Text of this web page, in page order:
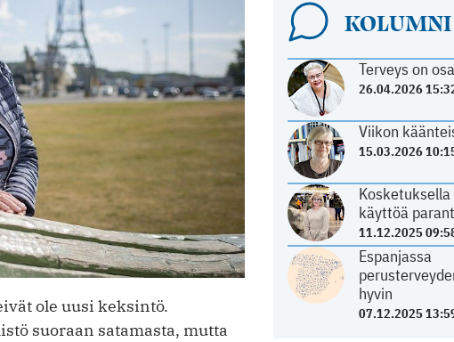
KOLUMNI
Terveys on
26.04.2026
Viikon
15.03.2026
käyttöä
11.12.2025
Espanjassa
hyvin
07.12.2025
ole uusi keksintö.
suoraan satamasta, mutta